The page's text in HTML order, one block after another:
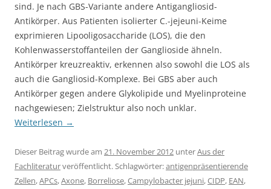
sind. Je nach GBS-Variante andere Antigangliosid-
Antikörper. Aus Patienten isolierter C.-jejeuni-Keime
exprimieren Lipooligosaccharide (LOS), die den
Kohlenwasserstoffanteilen der Ganglioside ähneln.
Antikörper kreuzreaktiv, erkennen also sowohl die LOS als
auch die Gangliosid-Komplexe. Bei GBS aber auch
Antikörper gegen andere Glykolipide und Myelinproteine
nachgewiesen; Zielstruktur also noch unklar.
Weiterlesen →
Dieser Beitrag wurde am 21. November 2012 unterAus der
Fachliteraturveröffentlicht. Schlagwörter:antigenpräsentierende
Zellen,APCs,Axone, Borreliose,Campylobacter jejuni,CIDP, EAN,